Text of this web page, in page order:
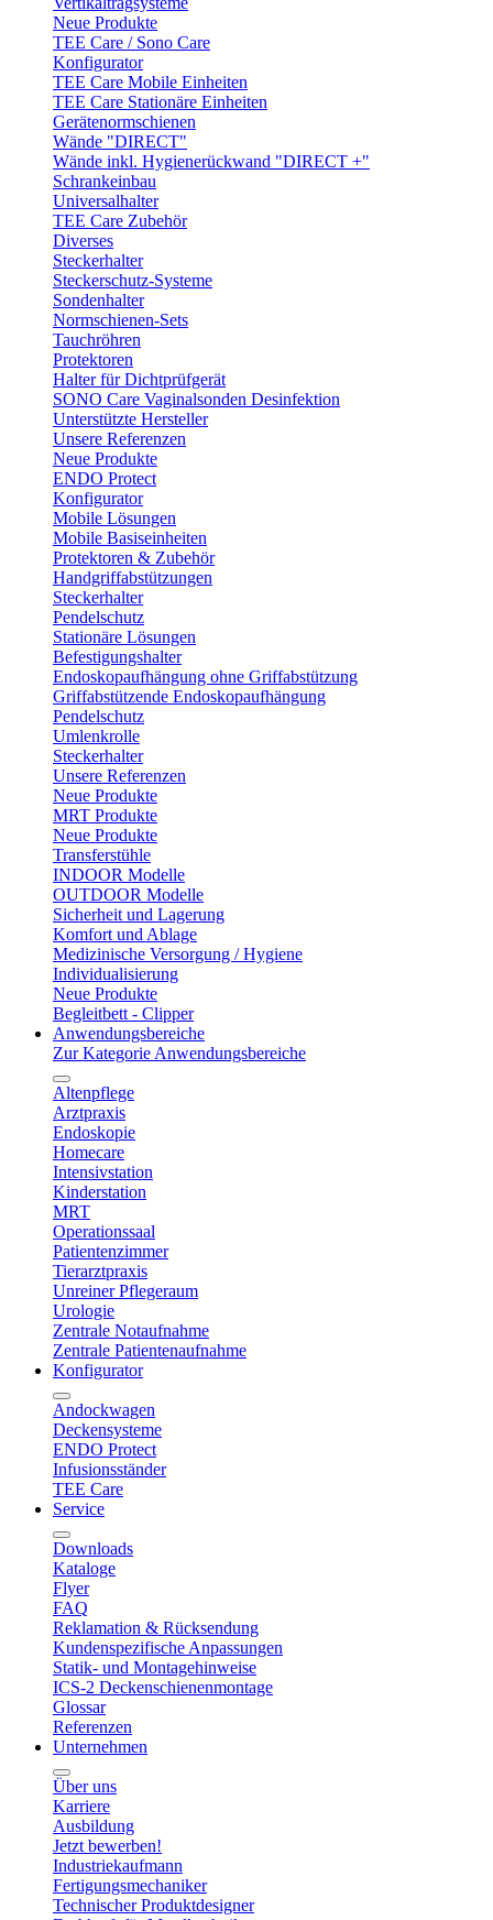
Neue Produkte
TEE Care / Sono Care
Konfigurator
TEE Care Mobile Einheiten
TEE Care Stationäre Einheiten
Gerätenormschienen
Wände "DIRECT"
Wände inkl. Hygienerückwand "DIRECT +"
Schrankeinbau
Universalhalter
TEE Care Zubehör
Diverses
Steckerhalter
Steckerschutz-Systeme
Sondenhalter
Normschienen-Sets
Tauchröhren
Protektoren
Halter für Dichtprüfgerät
SONO Care Vaginalsonden Desinfektion
Unterstützte Hersteller
Unsere Referenzen
Neue Produkte
ENDO Protect
Konfigurator
Mobile Lösungen
Mobile Basiseinheiten
Protektoren & Zubehör
Handgriffabstützungen
Steckerhalter
Pendelschutz
Stationäre Lösungen
Befestigungshalter
Endoskopaufhängung ohne Griffabstützung
Griffabstützende Endoskopaufhängung
Pendelschutz
Umlenkrolle
Steckerhalter
Unsere Referenzen
Neue Produkte
MRT Produkte
Neue Produkte
Transferstühle
INDOOR Modelle
OUTDOOR Modelle
Sicherheit und Lagerung
Komfort und Ablage
Medizinische Versorgung / Hygiene
Individualisierung
Neue Produkte
Begleitbett - Clipper
Anwendungsbereiche
Zur Kategorie Anwendungsbereiche
Altenpflege
Arztpraxis
Endoskopie
Homecare
Intensivstation
Kinderstation
MRT
Operationssaal
Patientenzimmer
Tierarztpraxis
Unreiner Pflegeraum
Urologie
Zentrale Notaufnahme
Zentrale Patientenaufnahme
Konfigurator
Andockwagen
Deckensysteme
ENDO Protect
Infusionsständer
TEE Care
Service
Downloads
Kataloge
Flyer
FAQ
Reklamation & Rücksendung
Kundenspezifische Anpassungen
Statik- und Montagehinweise
ICS-2 Deckenschienenmontage
Glossar
Referenzen
Unternehmen
Über uns
Karriere
Ausbildung
Jetzt bewerben!
Industriekaufmann
Fertigungsmechaniker
Technischer Produktdesigner